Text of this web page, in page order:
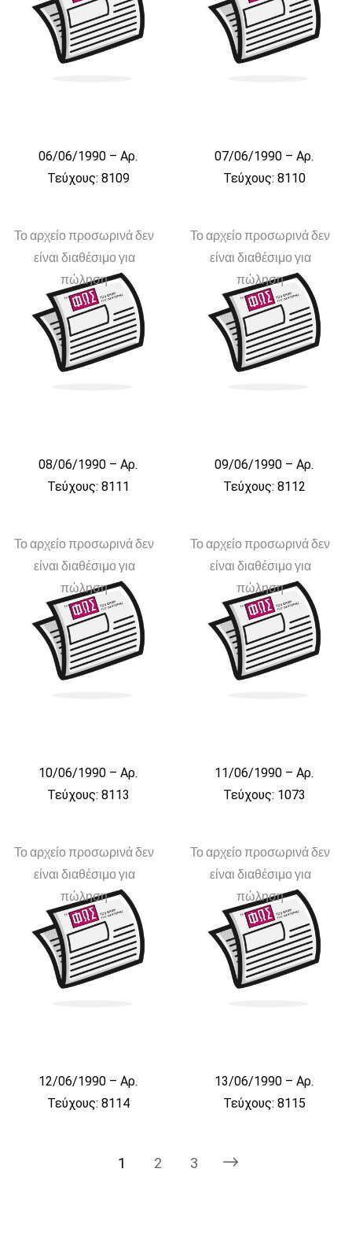
06/06/1990 – Αρ.
Τεύχους: 8109
07/06/1990 – Αρ.
Τεύχους: 8110
Το αρχείο προσωρινά δεν
είναι διαθέσιμο για
πώληση
08/06/1990 – Αρ.
Τεύχους: 8111
Το αρχείο προσωρινά δεν
είναι διαθέσιμο για
πώληση
09/06/1990 – Αρ.
Τεύχους: 8112
Το αρχείο προσωρινά δεν
είναι διαθέσιμο για
πώληση
10/06/1990 – Αρ.
Τεύχους: 8113
Το αρχείο προσωρινά δεν
είναι διαθέσιμο για
πώληση
11/06/1990 – Αρ.
Τεύχους: 1073
Το αρχείο προσωρινά δεν
είναι διαθέσιμο για
πώληση
12/06/1990 – Αρ.
Τεύχους: 8114
Το αρχείο προσωρινά δεν
είναι διαθέσιμο για
πώληση
13/06/1990 – Αρ.
Τεύχους: 8115
1 2 3